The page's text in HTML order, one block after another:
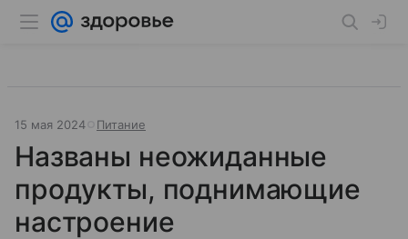
15 мая 2024 Питание
Названы неожиданные
продукты, поднимающие
настроение